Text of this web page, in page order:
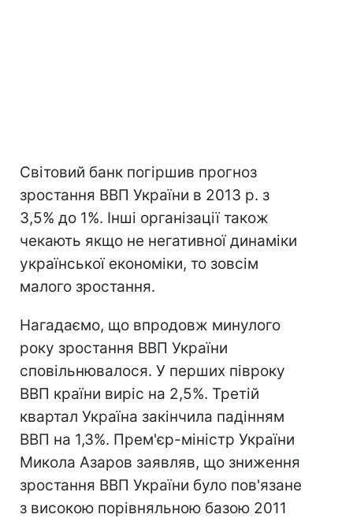
Світовий банк погіршив прогноз
зростання ВВП України в 2013 р. з
3,5% до 1%. Інші організації також
чекають якщо не негативної динаміки
української економіки, то зовсім
малого зростання.
Нагадаємо, що впродовж минулого
року зростання ВВП України
сповільнювалося. У перших півроку
ВВП країни виріс на 2,5%. Третій
квартал Україна закінчила падінням
ВВП на 1,3%. Прем'єр-міністр України
Микола Азаров заявляв, що зниження
зростання ВВП України було пов'язане
з високою порівняльною базою 2011